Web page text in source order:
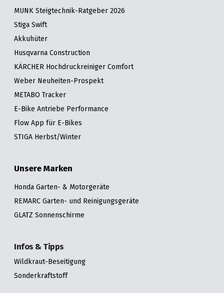
MUNK Steigtechnik-Ratgeber 2026
Stiga Swift
Akkuhüter
Husqvarna Construction
KÄRCHER Hochdruckreiniger Comfort
Weber Neuheiten-Prospekt
METABO Tracker
E-Bike Antriebe Performance
Flow App für E-Bikes
STIGA Herbst/Winter
Unsere Marken
Honda Garten- & Motorgeräte
REMARC Garten- und Reinigungsgeräte
GLATZ Sonnenschirme
Infos & Tipps
Wildkraut-Beseitigung
Sonderkraftstoff